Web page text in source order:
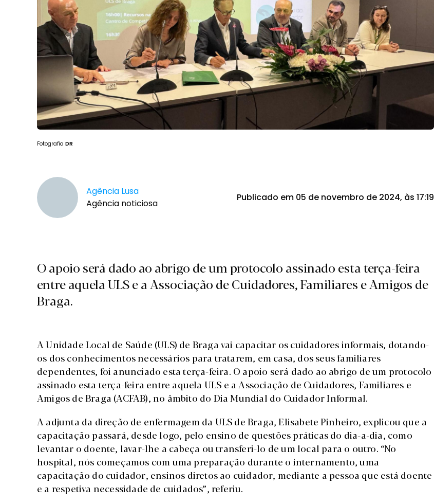
Fotografia DR
Agência Lusa
Agência noticiosa
Publicado em 05 de novembro de 2024, às 17:19
O apoio será dado ao abrigo de um protocolo assinado esta terça-feira
entre aquela ULS e a Associação de Cuidadores, Familiares e Amigos de
Braga.
A Unidade Local de Saúde (ULS) de Braga vai capacitar os cuidadores informais, dotando-
os dos conhecimentos necessários para tratarem, em casa, dos seus familiares
dependentes, foi anunciado esta terça-feira. O apoio será dado ao abrigo de um protocolo
assinado esta terça-feira entre aquela ULS e a Associação de Cuidadores, Familiares e
Amigos de Braga (ACFAB), no âmbito do Dia Mundial do Cuidador Informal.
A adjunta da direção de enfermagem da ULS de Braga, Elisabete Pinheiro, explicou que a
capacitação passará, desde logo, pelo ensino de questões práticas do dia-a-dia, como
levantar o doente, lavar-lhe a cabeça ou transferi-lo de um local para o outro. “No
hospital, nós começamos com uma preparação durante o internamento, uma
capacitação do cuidador, ensinos diretos ao cuidador, mediante a pessoa que está doente
e a respetiva necessidade de cuidados”, referiu.